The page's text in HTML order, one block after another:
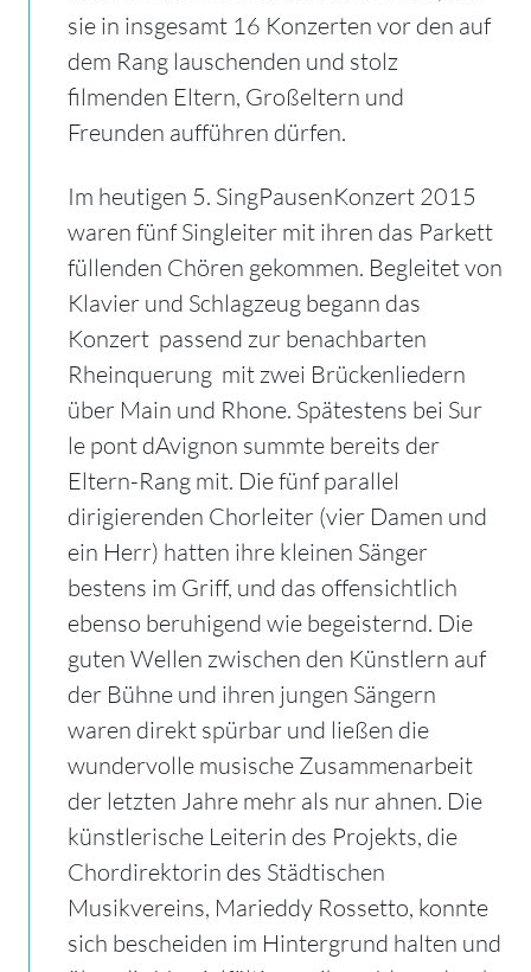
sie in insgesamt 16 Konzerten vor den auf
dem Rang lauschenden und stolz
filmenden Eltern, Großeltern und
Freunden aufführen dürfen.
Im heutigen 5. SingPausenKonzert 2015
waren fünf Singleiter mit ihren das Parkett
füllenden Chören gekommen. Begleitet von
Klavier und Schlagzeug begann das
Konzert  passend zur benachbarten
Rheinquerung  mit zwei Brückenliedern
über Main und Rhone. Spätestens bei Sur
le pont dAvignon summte bereits der
Eltern-Rang mit. Die fünf parallel
dirigierenden Chorleiter (vier Damen und
ein Herr) hatten ihre kleinen Sänger
bestens im Griff, und das offensichtlich
ebenso beruhigend wie begeisternd. Die
guten Wellen zwischen den Künstlern auf
der Bühne und ihren jungen Sängern
waren direkt spürbar und ließen die
wundervolle musische Zusammenarbeit
der letzten Jahre mehr als nur ahnen. Die
künstlerische Leiterin des Projekts, die
Chordirektorin des Städtischen
Musikvereins, Marieddy Rossetto, konnte
sich bescheiden im Hintergrund halten und